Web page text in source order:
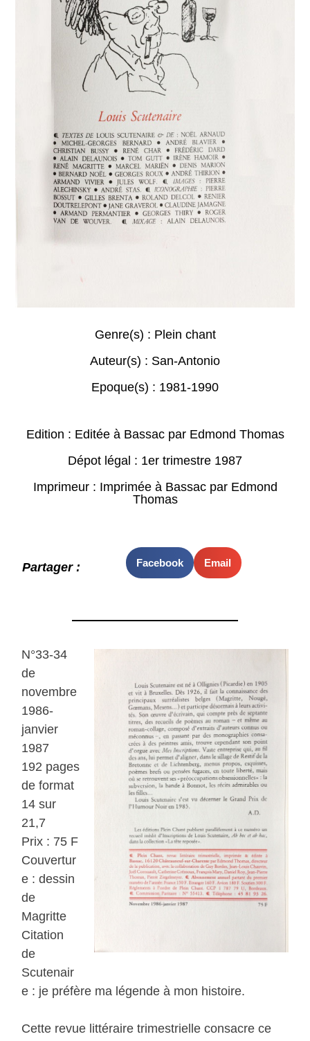
Genre(s) : Plein chant
Auteur(s) : San-Antonio
Epoque(s) : 1981-1990
Edition : Editée à Bassac par Edmond Thomas
Dépot légal : 1er trimestre 1987
Imprimeur : Imprimée à Bassac par Edmond
Thomas
Partager : Facebook Email
N°33-34
de
novembre
1986-
janvier
1987
192 pages
de format
14 sur
21,7
Prix : 75 F
Couvertur
e : dessin
de
Magritte
Citation
de
Scutenair
e : je préfère ma légende à mon histoire.
Cette revue littéraire trimestrielle consacre ce